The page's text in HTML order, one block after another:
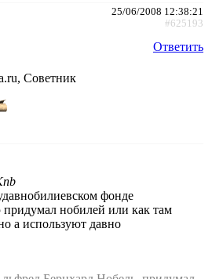
25/06/2008 12:38:21
#625193
Ответить
Советник
фонде
придумал нобилей или как там
а используют давно